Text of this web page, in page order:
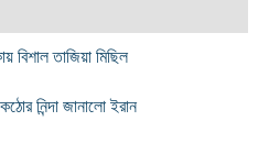
বিশাল তাজিয়া মিছিল
নিন্দা জানালো ইরান